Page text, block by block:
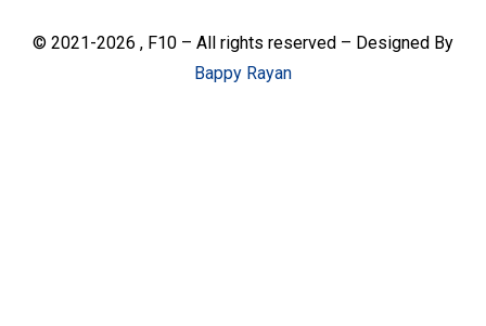
© 2021-2026 , F10 – All rights reserved – Designed By
Bappy Rayan